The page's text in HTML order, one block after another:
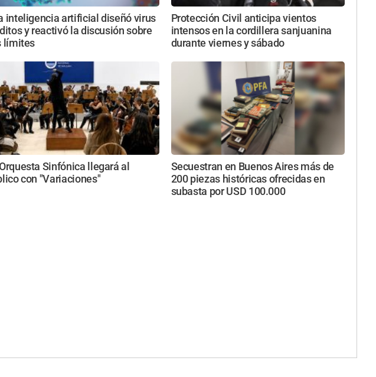
inteligencia artificial diseñó virus
y reactivó la discusión sobre
límites
Protección Civil anticipa vientos
intensos en la cordillera sanjuanina
durante viernes y sábado
Sinfónica llegará al
con "Variaciones"
Secuestran en Buenos Aires más de
200 piezas históricas ofrecidas en
subasta por USD 100.000